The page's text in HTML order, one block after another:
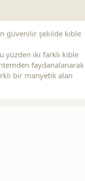
güvenilir şekilde kıble
yüzden iki farklı kıble
faydanalanarak
bir manyetik alan